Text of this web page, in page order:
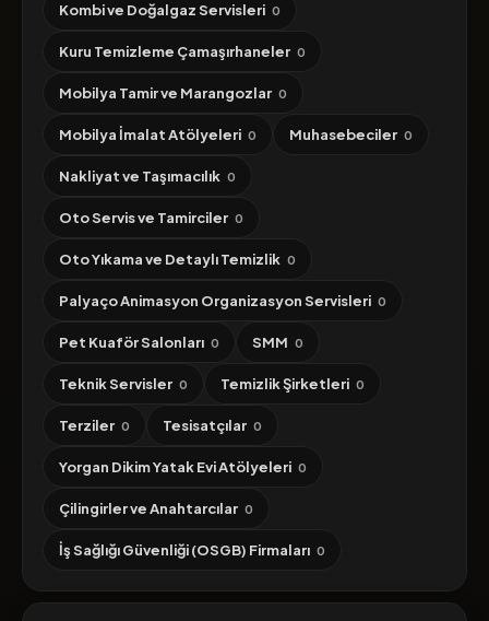
Kombi ve Doğalgaz Servisleri 0
Kuru Temizleme Çamaşırhaneler 0
Mobilya Tamir ve Marangozlar 0
Mobilya İmalat Atölyeleri 0 Muhasebeciler 0
Nakliyat ve Taşımacılık 0
Oto Servis ve Tamirciler 0
Oto Yıkama ve Detaylı Temizlik 0
Palyaço Animasyon Organizasyon Servisleri 0
Pet Kuaför Salonları 0 SMM 0
Teknik Servisler 0 Temizlik Şirketleri 0
Terziler 0 Tesisatçılar 0
Yorgan Dikim Yatak Evi Atölyeleri 0
Çilingirler ve Anahtarcılar 0
İş Sağlığı Güvenliği (OSGB) Firmaları 0